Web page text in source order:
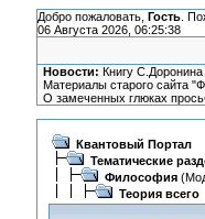
Добро пожаловать, Гость.
06 Августа 2026, 06:25:38
Новости: Книгу
Материалы старого сайта
О замеченных глюках
Квантовый Портал
Тематические
Философия
Теория всего